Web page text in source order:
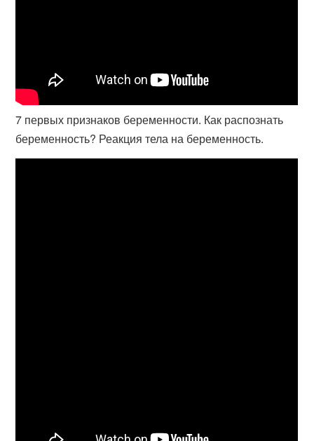
7 первых признаков беременности. Как распознать
беременность? Реакция тела на беременность.